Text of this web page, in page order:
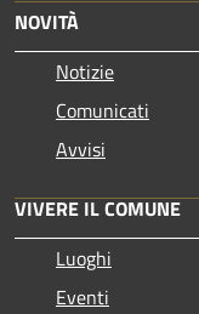
NOVITÀ
Notizie
Comunicati
Avvisi
VIVERE IL COMUNE
Luoghi
Eventi